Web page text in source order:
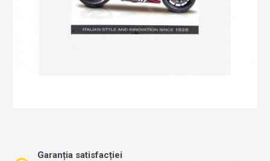
Garanția satisfacției